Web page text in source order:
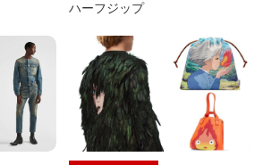
ハーフジップ